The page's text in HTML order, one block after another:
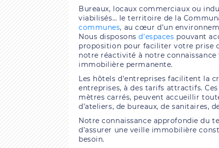
Bureaux, locaux commerciaux ou
viabilisés… le territoire de la
communes, au cœur d’un
Nous disposonsd’espaces pouvant
proposition pour faciliter votre prise
notre réactivité à notre
immobilière permanente.
Les hôtels d’entreprises facilitent la
entreprises, à des tarifs attractifs.
mètres carrés, peuvent accueillir
d’ateliers, de bureaux, de sanitaires,
Notre connaissance approfondie du
d’assurer une veille immobilière
besoin.